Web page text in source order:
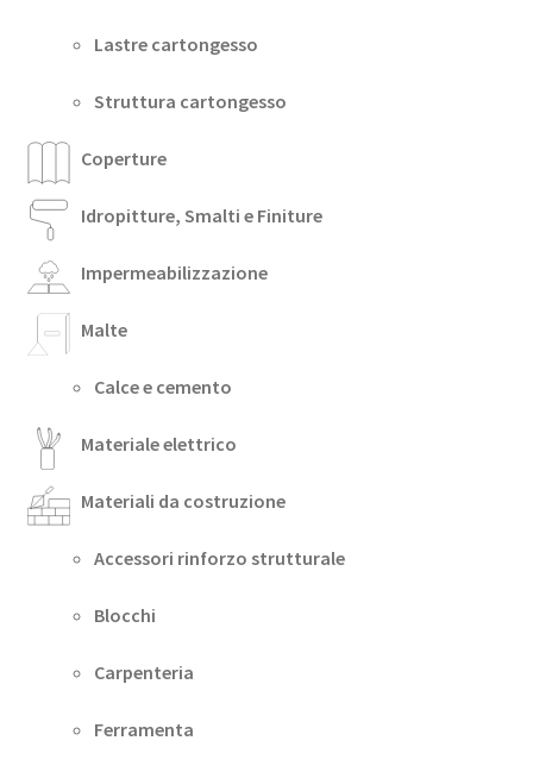
Lastre cartongesso
Struttura cartongesso
Coperture
Idropitture, Smalti e Finiture
Impermeabilizzazione
Malte
Calce e cemento
Materiale elettrico
Materiali da costruzione
Accessori rinforzo strutturale
Blocchi
Carpenteria
Ferramenta